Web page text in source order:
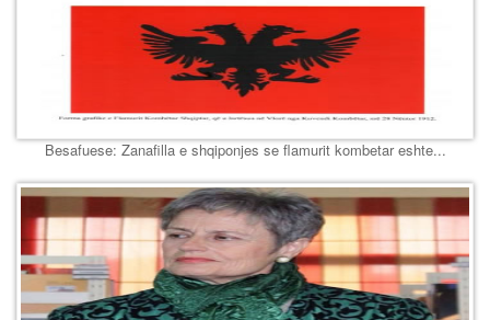
Besafuese: Zanafilla e shqiponjes se flamurit kombetar eshte...